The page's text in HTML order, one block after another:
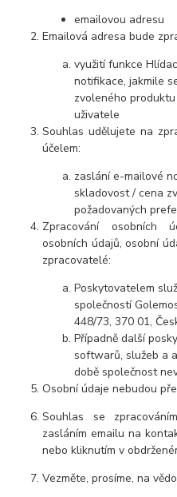
emailovou adresu
Emailová adresa bude
využití funkce
notifikace, jakmile
zvoleného
uživatele
Souhlas udělujete na
účelem:
zaslání e-mailové
skladovost / cena
požadovaných
Zpracování osobních
osobních údajů, osobní
zpracovatelé:
Poskytovatelem
společností
448/73, 370 01,
Případně další
softwarů, služeb a
době společnost
Osobní údaje nebudou
Souhlas se
zasláním emailu na
nebo kliknutím v
Vezměte, prosíme, na